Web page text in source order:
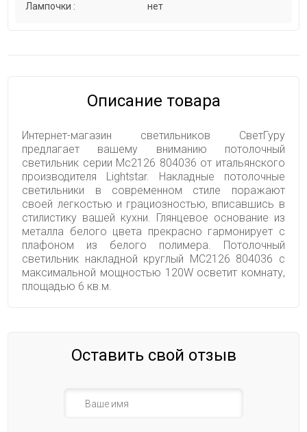
Лампочки : нет
Описание товара
Интернет-магазин светильников СветГуру
предлагает вашему вниманию потолочный
светильник серии Mс2126 804036 от итальянского
производителя Lightstar. Накладные потолочные
светильники в современном стиле поражают
своей легкостью и грациозностью, вписавшись в
стилистику вашей кухни. Глянцевое основание из
металла белого цвета прекрасно гармонирует с
плафоном из белого полимера. Потолочный
светильник накладной круглый MС2126 804036 с
максимальной мощностью 120W осветит комнату,
площадью 6 кв.м.
Оставить свой отзыв